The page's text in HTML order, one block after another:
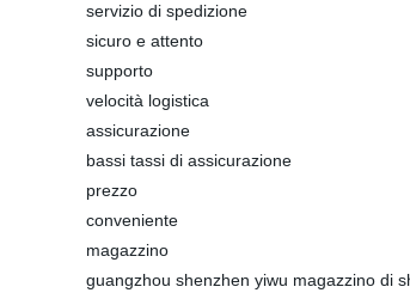
servizio di spedizione
sicuro e attento
supporto
velocità logistica
assicurazione
bassi tassi di assicurazione
prezzo
conveniente
magazzino
guangzhou shenzhen yiwu magazzino di